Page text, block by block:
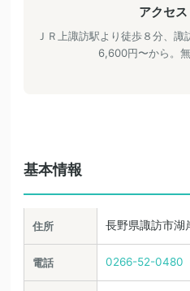
アクセ
ＪＲ上諏訪駅より徒歩８分、
6,600円〜から。
基本情報
住所 長野県諏訪市湖
電話 0266-52-0480